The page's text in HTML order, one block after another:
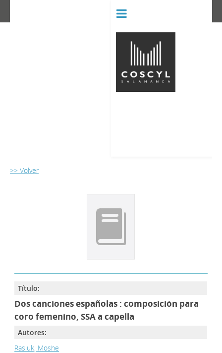
>> Volver
Título:
Dos canciones españolas : composición para
coro femenino, SSA a capella
Autores:
Rasiuk, Moshe